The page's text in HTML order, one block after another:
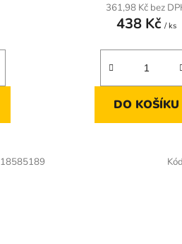
361,98 Kč bez
438 Kč/ ks
DO KOŠÍKU
18585189